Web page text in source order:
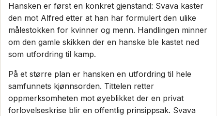
Hansken er først en konkret gjenstand: Svava kaster
den mot Alfred etter at han har formulert den ulike
målestokken for kvinner og menn. Handlingen minner
om den gamle skikken der en hanske ble kastet ned
som utfordring til kamp.
På et større plan er hansken en utfordring til hele
samfunnets kjønnsorden. Tittelen retter
oppmerksomheten mot øyeblikket der en privat
forlovelseskrise blir en offentlig prinsippsak. Svava